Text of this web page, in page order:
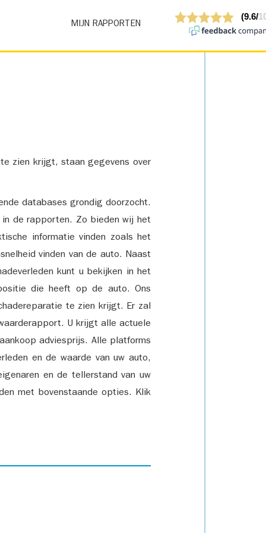
MIJN RAPPORTEN
zien krijgt, staan gegevens over
databases grondig doorzocht.
de rapporten. Zo bieden wij het
informatie vinden zoals het
vinden van de auto. Naast
kunt u bekijken in het
die heeft op de auto. Ons
te zien krijgt. Er zal
U krijgt alle actuele
adviesprijs. Alle platforms
en de waarde van uw auto,
en de tellerstand van uw
met bovenstaande opties. Klik